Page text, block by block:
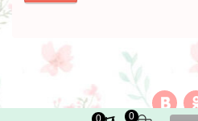
0
0